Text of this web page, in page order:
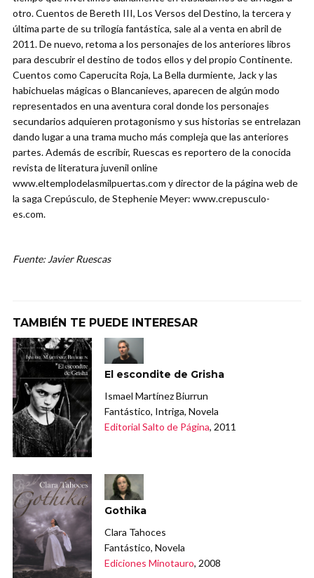
otro. Cuentos de Bereth III, Los Versos del Destino, la tercera y
última parte de su trilogía fantástica, sale al a venta en abril de
2011. De nuevo, retoma a los personajes de los anteriores libros
para descubrir el destino de todos ellos y del propio Continente.
Cuentos como Caperucita Roja, La Bella durmiente, Jack y las
habichuelas mágicas o Blancanieves, aparecen de algún modo
representados en una aventura coral donde los personajes
secundarios adquieren protagonismo y sus historias se entrelazan
dando lugar a una trama mucho más compleja que las anteriores
partes. Además de escribir, Ruescas es reportero de la conocida
revista de literatura juvenil online
www.eltemplodelasmilpuertas.com y director de la página web de
la saga Crepúsculo, de Stephenie Meyer: www.crepusculo-
es.com.
Fuente: Javier Ruescas
TAMBIÉN TE PUEDE INTERESAR
El escondite de Grisha
Ismael Martínez Biurrun
Fantástico, Intriga, Novela
Editorial Salto de Página, 2011
Gothika
Clara Tahoces
Fantástico, Novela
Ediciones Minotauro, 2008